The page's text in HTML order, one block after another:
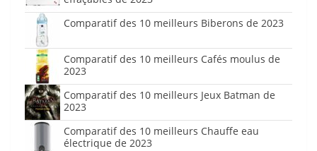
Comparatif des 10 meilleurs Biberons de 2023
Comparatif des 10 meilleurs Cafés moulus de
2023
Comparatif des 10 meilleurs Jeux Batman de
2023
Comparatif des 10 meilleurs Chauffe eau
électrique de 2023